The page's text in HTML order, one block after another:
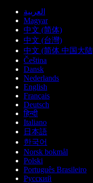
العربية
Magyar
中文 (简体)
中文 (台灣)
中文 (简体 中国大
Čeština
Dansk
Nederlands
English
Français
Deutsch
हिन्दी
Italiano
日本語
한국어
Norsk bokmål
Polski
Português Brasileiro
Русский